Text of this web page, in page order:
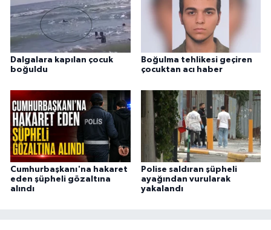
Dalgalara kapılan çocuk
boğuldu
Boğulma tehlikesi geçiren
çocuktan acı haber
Cumhurbaşkanı'na hakaret
eden şüpheli gözaltına
alındı
Polise saldıran şüpheli
ayağından vurularak
yakalandı